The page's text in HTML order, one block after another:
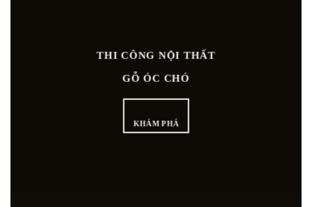
THI CÔNG NỘI THẤT
GỖ ÓC CHÓ
KHÁM PHÁ